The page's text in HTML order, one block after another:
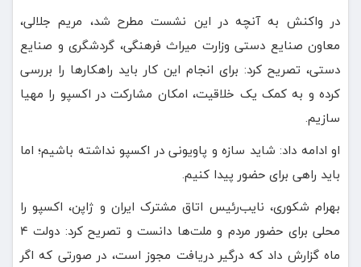
در واکنش به آنچه در این نشست مطرح شد، مریم جلالی،
معاون صنایع دستی وزارت میراث فرهنگی، گردشگری و صنایع
دستی، تصریح کرد: برای انجام این کار باید راهکارها را بررسی
کرده و به کمک یک خلاقیت، امکان مشارکت در اکسپو را مهیا
سازیم.
او ادامه داد: شاید سازه و پاویونی در اکسپو نداشته باشیم؛ اما
باید راهی برای حضور پیدا کنیم.
بهرام شکوری، نایب‌رئیس اتاق مشترک ایران و ژاپن، اکسپو را
محلی برای حضور مردم و ملت‌ها دانست و تصریح کرد: دولت ۴
ماه گزارش داد که درگیر دریافت مجوز است، در صورتی که اگر